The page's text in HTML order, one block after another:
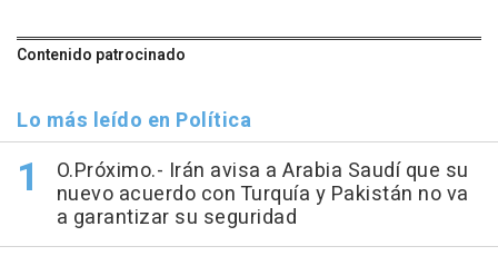
Contenido patrocinado
Lo más leído en Política
O.Próximo.- Irán avisa a Arabia Saudí que su
nuevo acuerdo con Turquía y Pakistán no va
a garantizar su seguridad